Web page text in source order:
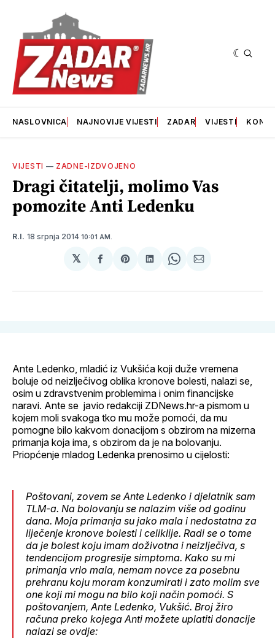
NASLOVNICA NAJNOVIJE VIJESTI ZADAR VIJESTI
VIJESTI — ZADNE-IZDVOJENO
Dragi čitatelji, molimo Vas
pomozite Anti Ledenku
R.I. 18 srpnja 2014 10:01 AM.
𝕏
podijeliSharepodijeliSharepodijeli
Ante Ledenko, mladić iz Vukšića koji duže vremena
boluje od neizlječivog oblika kronove bolesti, nalazi se,
osim u zdravstvenim problemima i onim financijske
naravi. Ante se javio redakciji ZDNews.hr-a pismom u
kojem moli svakoga tko mu može pomoći, da mu
pomogne bilo kakvom donacijom s obzirom na mizerna
primanja koja ima, s obzirom da je na bolovanju.
Priopćenje mladog Ledenka prenosimo u cijelosti:
Poštovani, zovem se Ante Ledenko i djelatnik sam
TLM-a. Na bolovanju se nalazim više od godinu
dana. Moja primanja su jako mala i nedostatna za
liječenje kronove bolesti i celiklije. Radi se o tome
da je bolest koju imam doživotna i neizlječiva, s
tendencijom progresije simptoma. Kako su mi
primanja vrlo mala, nemam novce za posebnu
prehranu koju moram konzumirati i zato molim sve
one koji mi mogu na bilo koji način pomoći. S
poštovanjem, Ante Ledenko, Vukšić. Broj žiro
računa preko kojega Anti možete uplatiti donacije
nalazi se ovdje: